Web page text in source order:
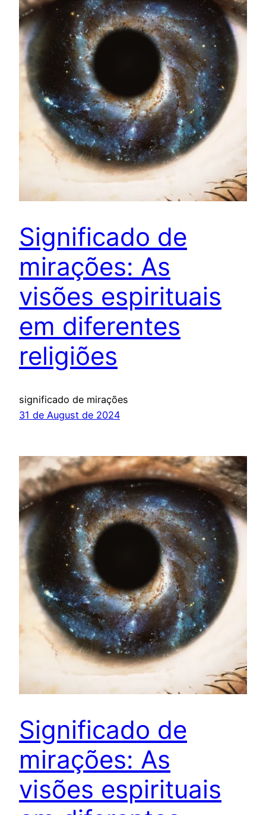
Significado de
mirações: As
visões espirituais
em diferentes
religiões
significado de mirações
31 de August de 2024
Significado de
mirações: As
visões espirituais